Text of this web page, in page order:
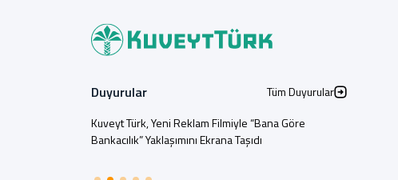
Duyurular
Tüm Duyurular
Kuveyt Türk, Yeni Reklam Filmiyle “Bana Göre
Bankacılık” Yaklaşımını Ekrana Taşıdı